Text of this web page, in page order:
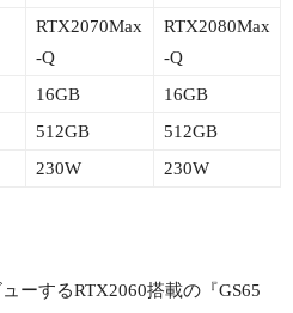
RTX2070Max
-Q
RTX2080Max
-Q
16GB
16GB
512GB
512GB
230W 230W
ーするRTX2060搭載の『GS65